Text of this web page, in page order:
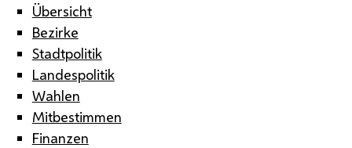
Übersicht
Bezirke
Stadtpolitik
Landespolitik
Wahlen
Mitbestimmen
Finanzen